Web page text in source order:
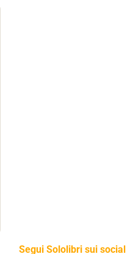
Segui Sololibri sui social